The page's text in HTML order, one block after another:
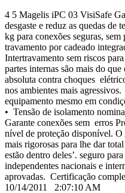
4 5 Magelis iPC 03 VisiSafe
desgaste e reduz as quedas
kg para conexões seguras,
travamento por cadeado
Intertravamento sem riscos
partes internas são mais do
absoluta contra choques
nos ambientes mais
equipamento mesmo em
• Tensão de isolamento
Garante conexões sem erros
nível de proteção disponível. O
mais rigorosas para lhe dar
estão dentro deles’. seguro
independentes nacionais e
aprovadas. Certificação
10/14/2011 2:07:10 AM